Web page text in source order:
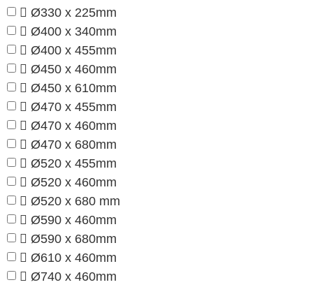
Ø330 x 225mm
Ø400 x 340mm
Ø400 x 455mm
Ø450 x 460mm
Ø450 x 610mm
Ø470 x 455mm
Ø470 x 460mm
Ø470 x 680mm
Ø520 x 455mm
Ø520 x 460mm
Ø520 x 680 mm
Ø590 x 460mm
Ø590 x 680mm
Ø610 x 460mm
Ø740 x 460mm